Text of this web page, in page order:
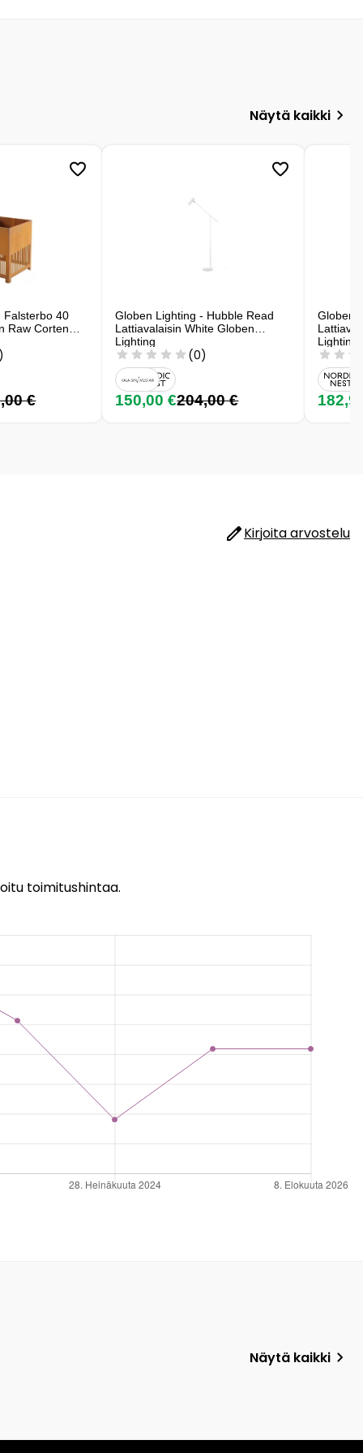
Näytä kaikki
Falsterbo 40
Raw Corten
€
Globen Lighting - Hubble Read
Lattiavalaisin White Globen
Lighting
(0)
150,00 €204,00 €
Globen
Lighting
Kirjoita arvostelu
toimitushintaa.
Näytä kaikki